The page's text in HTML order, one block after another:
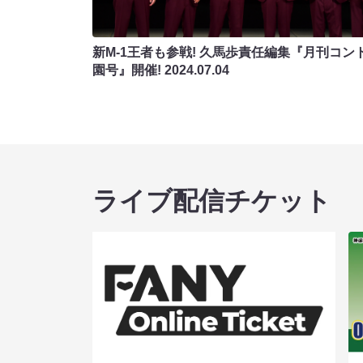
新M-1王者も参戦! 久馬歩責任編集『月刊コン
園号』開催! 2024.07.04
ライブ配信チケット